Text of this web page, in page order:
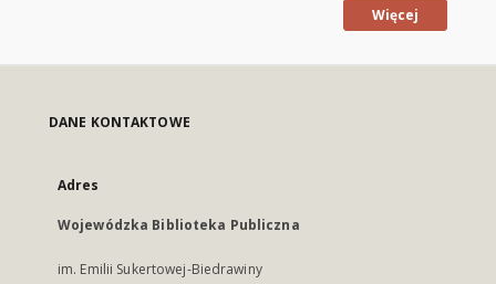
Więcej
DANE KONTAKTOWE
Adres
Wojewódzka Biblioteka Publiczna
im. Emilii Sukertowej-Biedrawiny